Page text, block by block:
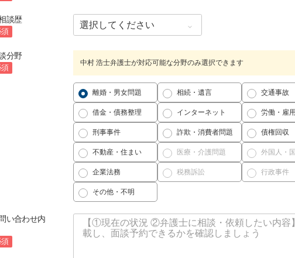
談歴
須
分野
須
中村 浩士弁護士が対応可能な分野のみ選択できます
離婚・男女問題 相続・遺言 交通事故
借金・債務整理 インターネット 労働・雇
刑事事件 詐欺・消費者問題 債権回収
不動産・住まい 医療・介護問題 外国人・
企業法務 税務訴訟 行政事件
その他・不明
い合わせ内
須